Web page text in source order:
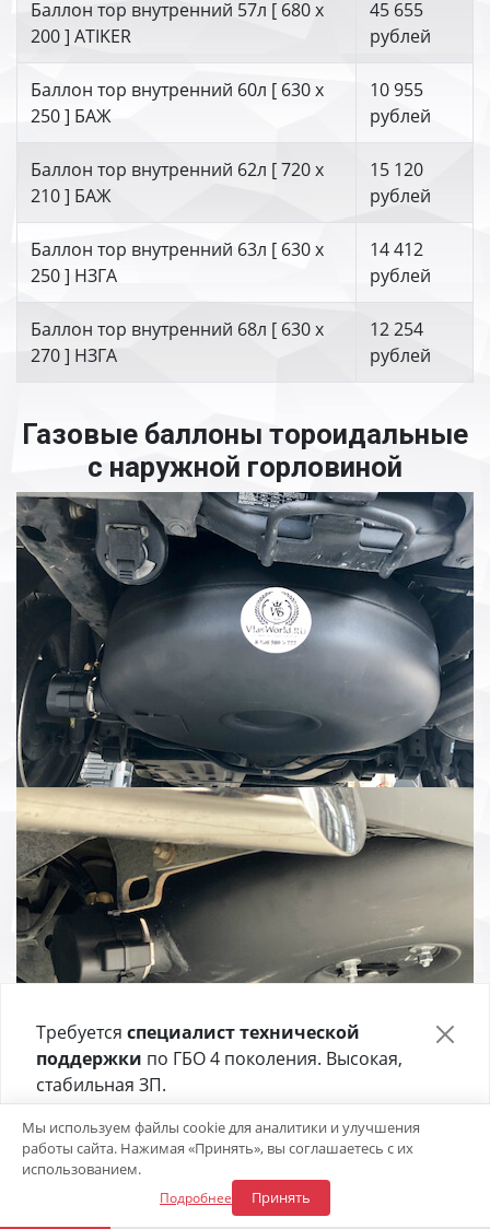
Баллон тор внутренний 57л [ 680 х
200 ] ATIKER
45 655
рублей
Баллон тор внутренний 60л [ 630 х
250 ] БАЖ
10 955
рублей
Баллон тор внутренний 62л [ 720 х
210 ] БАЖ
15 120
рублей
Баллон тор внутренний 63л [ 630 х
250 ] НЗГА
14 412
рублей
Баллон тор внутренний 68л [ 630 х
270 ] НЗГА
12 254
рублей
Газовые баллоны тороидальные
с наружной горловиной
Мы используем файлы cookie для аналитики и улучшения
работы сайта. Нажимая «Принять», вы соглашаетесь с их
использованием.
Подробнее Принять
Требуется специалист технической
поддержки по ГБО 4 поколения. Высокая,
стабильная ЗП.
Отправьте своё резюме в форме ниже 👇
Откликнуться на вакансию